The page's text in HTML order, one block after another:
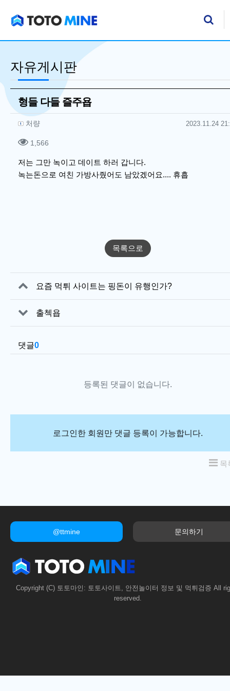
자유게시판
형들 다들 즐주욥
작성자 정보
처량작성 작성일
2023.11.24
컨텐츠 정보
1,566
본문
저는 그만 녹이고 데이트 하러 갑니다.
녹는돈으로 여친 가방사줬어도 남았겠어요.... 휴흡
목록으로
관련자료
요즘 먹튀 사이트는 핑돈이 유행인가?
출첵욥
댓글0
등록된 댓글이 없습니다.
로그인한 회원만 댓글 등록이 가능합니다.
목
@ttmine 문의하기
Copyright (C) 토토마인: 토토사이트, 안전놀이터 정보 및 먹튀검증 All
reserved.